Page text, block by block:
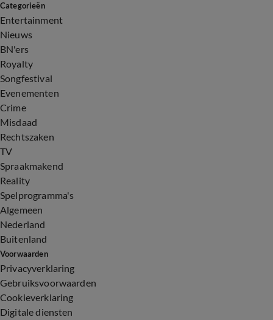
Categorieën
Entertainment
Nieuws
BN'ers
Royalty
Songfestival
Evenementen
Crime
Misdaad
Rechtszaken
TV
Spraakmakend
Reality
Spelprogramma's
Algemeen
Nederland
Buitenland
Voorwaarden
Privacyverklaring
Gebruiksvoorwaarden
Cookieverklaring
Digitale diensten